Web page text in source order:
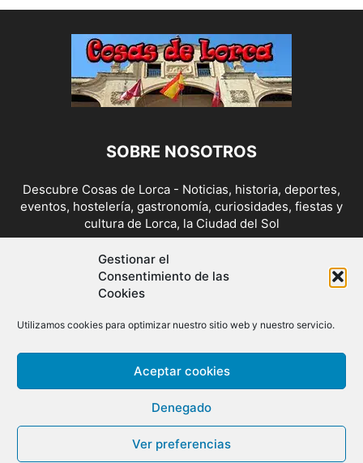
Gestionar el
Consentimiento de las
Cookies
Utilizamos cookies para optimizar nuestro sitio web y nuestro servicio.
Aceptar cookies
Denegado
Ver preferencias
SOBRE NOSOTROS
Descubre Cosas de Lorca - Noticias, historia, deportes,
eventos, hostelería, gastronomía, curiosidades, fiestas y
cultura de Lorca, la Ciudad del Sol
Contáctanos:cosasdelorca@gmail.com
SÍGUENOS
© Copyright 2014/26 - Cosas de Lorca